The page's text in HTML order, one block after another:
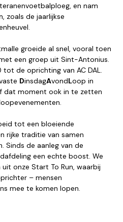
en nam
zoals de jaarlijkse
groeide al snel, vooral toen
een groep uit Sint-Antonius.
de oprichting van AC DAL.
DinsdagAvondLoop in
dat moment ook in te zetten
tot een bloeiende
rijke traditie van samen
Sinds de aanleg van de
een echte boost. We
onze Start To Run, waarbij
– mensen
mee te komen lopen.